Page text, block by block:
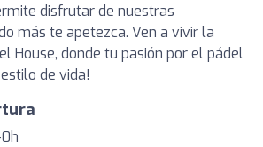
disfrutar de nuestras
más te apetezca. Ven a vivir la
House, donde tu pasión por el pádel
de vida!